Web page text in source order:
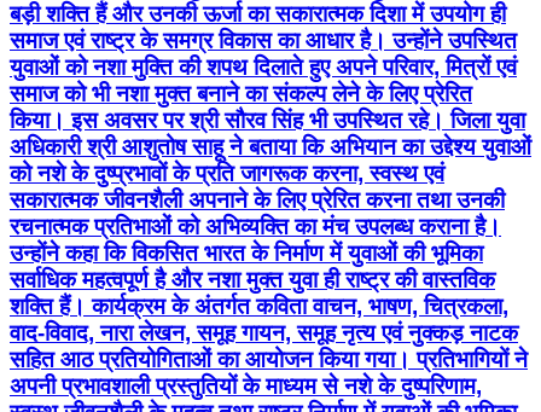
बड़ी शक्ति हैं और उनकी ऊर्जा का सकारात्मक दिशा में उपयोग ही
समाज एवं राष्ट्र के समग्र विकास का आधार है। उन्होंने उपस्थित
युवाओं को नशा मुक्ति की शपथ दिलाते हुए अपने परिवार, मित्रों एवं
समाज को भी नशा मुक्त बनाने का संकल्प लेने के लिए प्रेरित
किया। इस अवसर पर श्री सौरव सिंह भी उपस्थित रहे। जिला युवा
अधिकारी श्री आशुतोष साहू ने बताया कि अभियान का उद्देश्य युवाओं
को नशे के दुष्प्रभावों के प्रति जागरूक करना, स्वस्थ एवं
सकारात्मक जीवनशैली अपनाने के लिए प्रेरित करना तथा उनकी
रचनात्मक प्रतिभाओं को अभिव्यक्ति का मंच उपलब्ध कराना है।
उन्होंने कहा कि विकसित भारत के निर्माण में युवाओं की भूमिका
सर्वाधिक महत्वपूर्ण है और नशा मुक्त युवा ही राष्ट्र की वास्तविक
शक्ति हैं। कार्यक्रम के अंतर्गत कविता वाचन, भाषण, चित्रकला,
वाद-विवाद, नारा लेखन, समूह गायन, समूह नृत्य एवं नुक्कड़ नाटक
सहित आठ प्रतियोगिताओं का आयोजन किया गया। प्रतिभागियों ने
अपनी प्रभावशाली प्रस्तुतियों के माध्यम से नशे के दुष्परिणाम,